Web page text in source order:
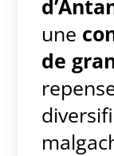
une
de